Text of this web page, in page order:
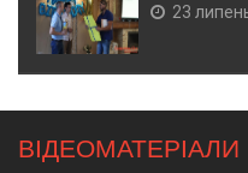
23
ВІДЕОМАТЕРІАЛИ